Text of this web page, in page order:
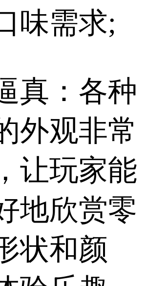
味需求;
真：各种
外观非常
让玩家能
地欣赏零
状和颜